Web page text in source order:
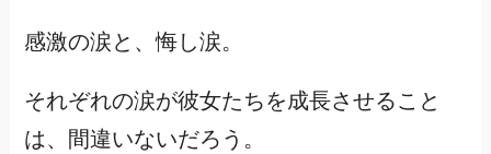
感激の涙と、悔し涙。
それぞれの涙が彼女たちを成長させること
は、間違いないだろう。